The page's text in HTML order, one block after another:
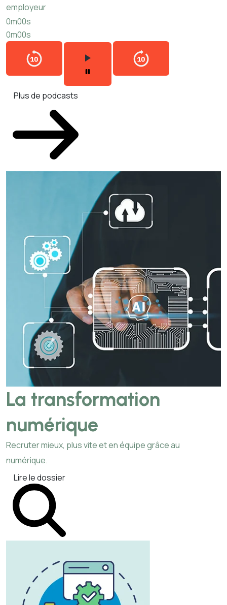
employeur
0m00s
0m00s
Plus de podcasts
La transformation
numérique
Recruter mieux, plus vite et en équipe grâce au
numérique.
Lire le dossier